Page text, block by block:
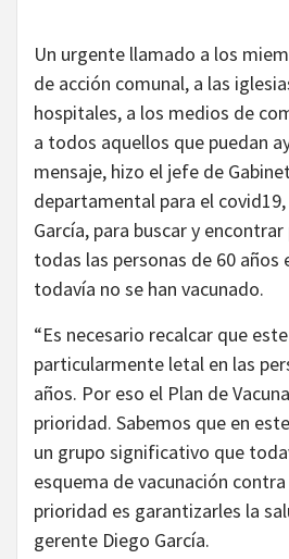
Un urgente llamado a los
de acción comunal, a las
hospitales, a los medios de
a todos aquellos que puedan
mensaje, hizo el jefe de
departamental para el
García, para buscar y
todas las personas de 60 años
todavía no se han vacunado.
“Es necesario recalcar que
particularmente letal en las
años. Por eso el Plan de
prioridad. Sabemos que en
un grupo significativo que
esquema de vacunación
prioridad es garantizarles la
gerente Diego García.